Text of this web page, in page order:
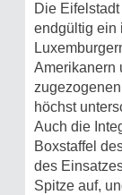
Die
endgültig ein
Amerikanern
höchst
Auch die
Boxstaffel
des
Spitze auf,